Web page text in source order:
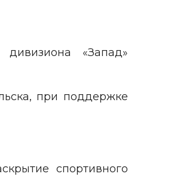
дивизиона «Запад»
при поддержке
спортивного